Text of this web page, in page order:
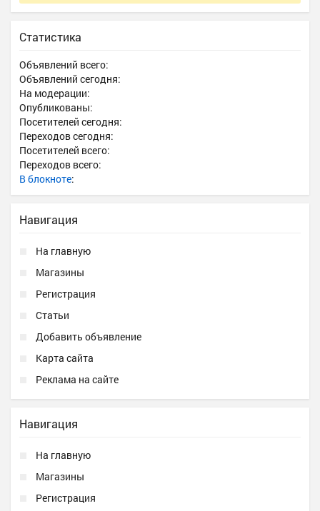
Статистика
Объявлений всего:
Объявлений сегодня:
На модерации:
Опубликованы:
Посетителей сегодня:
Переходов сегодня:
Посетителей всего:
Переходов всего:
В блокноте:
Навигация
На главную
Магазины
Регистрация
Статьи
Добавить объявление
Карта сайта
Реклама на сайте
Навигация
На главную
Магазины
Регистрация